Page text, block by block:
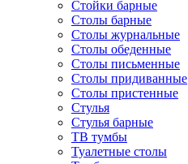
Стойки барные
Столы барные
Столы журнальные
Столы обеденные
Столы письменные
Столы придиванные
Столы пристенные
Стулья
Стулья барные
ТВ тумбы
Туалетные столы